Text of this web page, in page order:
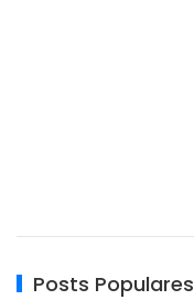
Posts Populares